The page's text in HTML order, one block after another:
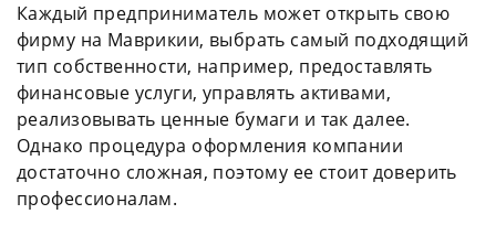
Каждый предприниматель может открыть свою
фирму на Маврикии, выбрать самый подходящий
тип собственности, например, предоставлять
финансовые услуги, управлять активами,
реализовывать ценные бумаги и так далее.
Однако процедура оформления компании
достаточно сложная, поэтому ее стоит доверить
профессионалам.